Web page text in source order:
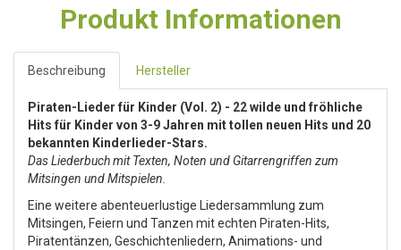
Produkt Informationen
Beschreibung Hersteller
Piraten-Lieder für Kinder (Vol. 2) - 22 wilde und fröhliche
Hits für Kinder von 3-9 Jahren mit tollen neuen Hits und 20
bekannten Kinderlieder-Stars.
Das Liederbuch mit Texten, Noten und Gitarrengriffen zum
Mitsingen und Mitspielen.
Eine weitere abenteuerlustige Liedersammlung zum
Mitsingen, Feiern und Tanzen mit echten Piraten-Hits,
Piratentänzen, Geschichtenliedern, Animations- und